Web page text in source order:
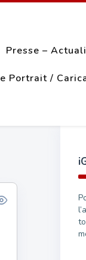
Presse –
Portrait /